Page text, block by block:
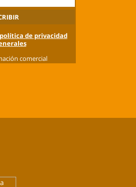
política de privacidad
comercial